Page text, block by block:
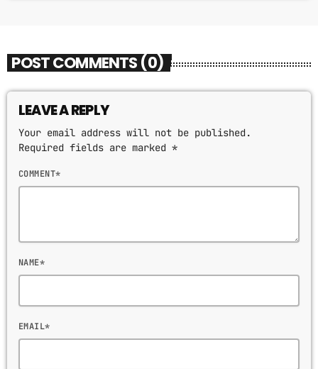
POST COMMENTS (0)
LEAVE A REPLY
Your email address will not be published.
Required fields are marked *
COMMENT*
NAME*
EMAIL*